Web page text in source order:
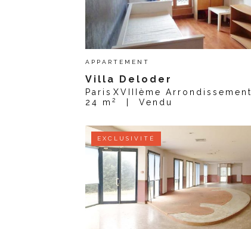
APPARTEMENT
Villa Deloder
Paris XVIIIème Arrondissement
24 m 2 Vendu
EXCLUSIVITÉ